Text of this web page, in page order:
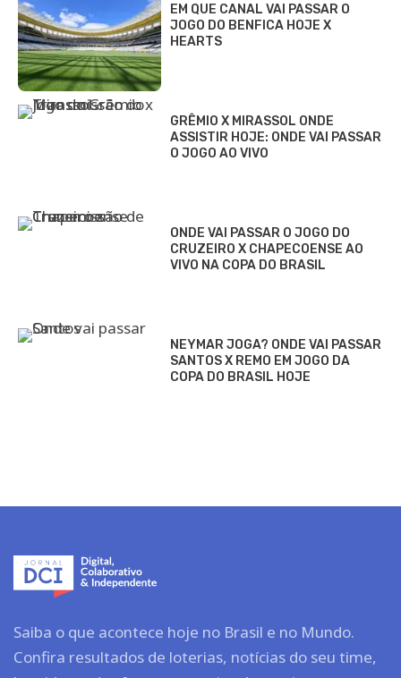
EM QUE CANAL VAI PASSAR O
JOGO DO BENFICA HOJE X
HEARTS
GRÊMIO X MIRASSOL ONDE
ASSISTIR HOJE: ONDE VAI PASSAR
O JOGO AO VIVO
ONDE VAI PASSAR O JOGO DO
CRUZEIRO X CHAPECOENSE AO
VIVO NA COPA DO BRASIL
NEYMAR JOGA? ONDE VAI PASSAR
SANTOS X REMO EM JOGO DA
COPA DO BRASIL HOJE
Saiba o que acontece hoje no Brasil e no Mundo.
Confira resultados de loterias, notícias do seu time,